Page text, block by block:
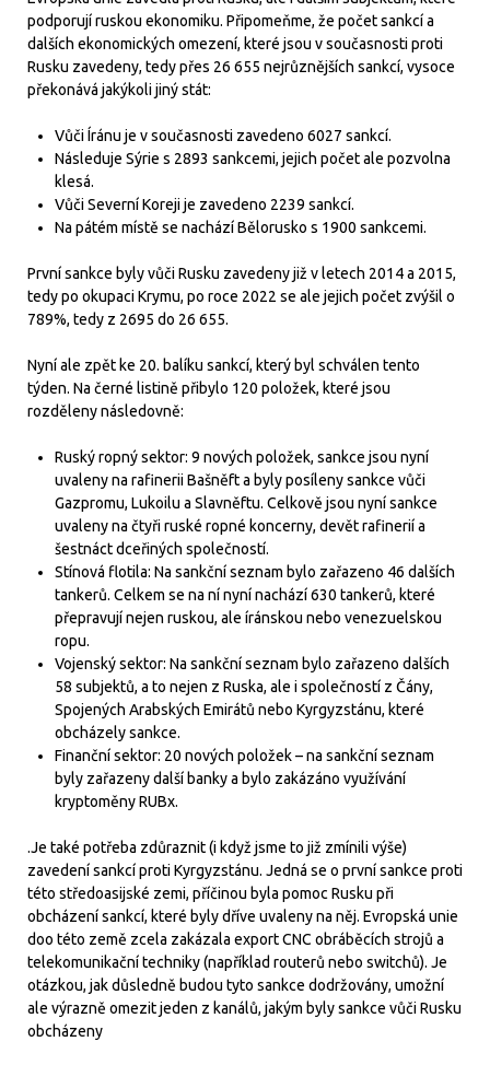
podporují ruskou ekonomiku. Připomeňme, že počet sankcí a
dalších ekonomických omezení, které jsou v současnosti proti
Rusku zavedeny, tedy přes 26 655 nejrůznějších sankcí, vysoce
překonává jakýkoli jiný stát:
Vůči Íránu je v současnosti zavedeno 6027 sankcí.
Následuje Sýrie s 2893 sankcemi, jejich počet ale pozvolna
klesá.
Vůči Severní Koreji je zavedeno 2239 sankcí.
Na pátém místě se nachází Bělorusko s 1900 sankcemi.
První sankce byly vůči Rusku zavedeny již v letech 2014 a 2015,
tedy po okupaci Krymu, po roce 2022 se ale jejich počet zvýšil o
789%, tedy z 2695 do 26 655.
Nyní ale zpět ke 20. balíku sankcí, který byl schválen tento
týden. Na černé listině přibylo 120 položek, které jsou
rozděleny následovně:
Ruský ropný sektor: 9 nových položek, sankce jsou nyní
uvaleny na rafinerii Bašněft a byly posíleny sankce vůči
Gazpromu, Lukoilu a Slavněftu. Celkově jsou nyní sankce
uvaleny na čtyři ruské ropné koncerny, devět rafinerií a
šestnáct dceřiných společností.
Stínová flotila: Na sankční seznam bylo zařazeno 46 dalších
tankerů. Celkem se na ní nyní nachází 630 tankerů, které
přepravují nejen ruskou, ale íránskou nebo venezuelskou
ropu.
Vojenský sektor: Na sankční seznam bylo zařazeno dalších
58 subjektů, a to nejen z Ruska, ale i společností z Čány,
Spojených Arabských Emirátů nebo Kyrgyzstánu, které
obcházely sankce.
Finanční sektor: 20 nových položek – na sankční seznam
byly zařazeny další banky a bylo zakázáno využívání
kryptoměny RUBx.
.Je také potřeba zdůraznit (i když jsme to již zmínili výše)
zavedení sankcí proti Kyrgyzstánu. Jedná se o první sankce proti
této středoasijské zemi, příčinou byla pomoc Rusku při
obcházení sankcí, které byly dříve uvaleny na něj. Evropská unie
doo této země zcela zakázala export CNC obráběcích strojů a
telekomunikační techniky (například routerů nebo switchů). Je
otázkou, jak důsledně budou tyto sankce dodržovány, umožní
ale výrazně omezit jeden z kanálů, jakým byly sankce vůči Rusku
obcházeny